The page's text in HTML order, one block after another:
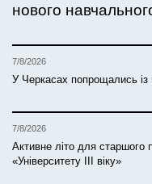
нового
7/8/2026
У Черкасах попрощались із
7/8/2026
Активне літо для старшого
«Університету ІІІ віку»